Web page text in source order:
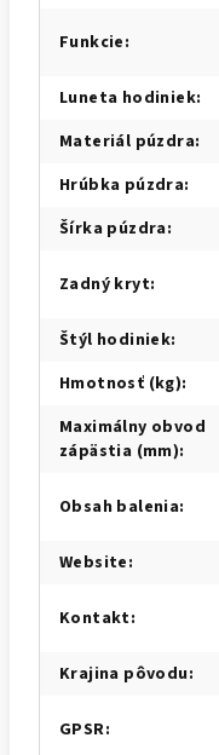
Funkcie:
Luneta hodiniek:
Materiál púzdra:
Hrúbka púzdra:
Šírka púzdra:
Zadný kryt:
Štýl hodiniek:
Hmotnosť (kg):
Maximálny obvod
zápästia (mm):
Obsah balenia:
Website:
Kontakt:
Krajina pôvodu:
GPSR: